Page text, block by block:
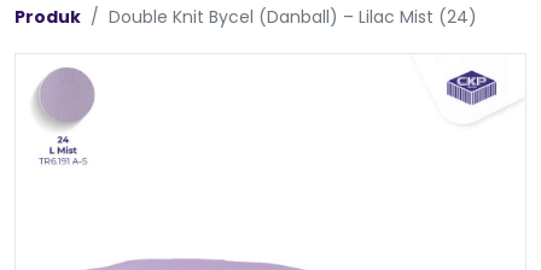
Produk Double Knit Bycel (Danball) – Lilac Mist (24)